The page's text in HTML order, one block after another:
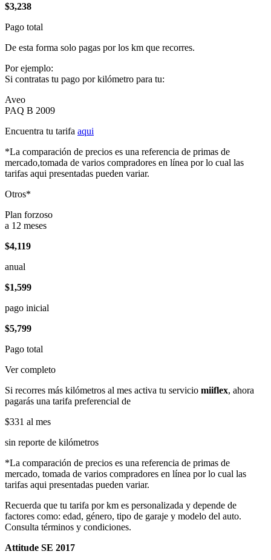
$3,238
Pago total
De esta forma solo pagas por los km que recorres.
Por ejemplo:
Si contratas tu pago por kilómetro para tu:
Aveo
PAQ B 2009
Encuentra tu tarifa aqui
*La comparación de precios es una referencia de primas de
mercado,tomada de varios compradores en línea por lo cual las
tarifas aqui presentadas pueden variar.
Otros*
Plan forzoso
a 12 meses
$4,119
anual
$1,599
pago inicial
$5,799
Pago total
Ver completo
Si recorres más kilómetros al mes activa tu servicio miiflex, ahora
pagarás una tarifa preferencial de
$331 al mes
sin reporte de kilómetros
*La comparación de precios es una referencia de primas de
mercado, tomada de varios compradores en línea por lo cual las
tarifas aqui presentadas pueden variar.
Recuerda que tu tarifa por km es personalizada y depende de
factores como: edad, género, tipo de garaje y modelo del auto.
Consulta términos y condiciones.
Attitude SE 2017